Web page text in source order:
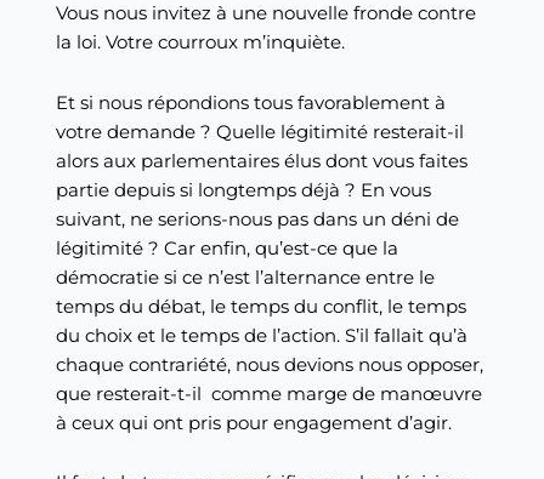
Vous nous invitez à une nouvelle fronde contre
la loi. Votre courroux m’inquiète.
Et si nous répondions tous favorablement à
votre demande ? Quelle légitimité resterait-il
alors aux parlementaires élus dont vous faites
partie depuis si longtemps déjà ? En vous
suivant, ne serions-nous pas dans un déni de
légitimité ? Car enfin, qu’est-ce que la
démocratie si ce n’est l’alternance entre le
temps du débat, le temps du conflit, le temps
du choix et le temps de l’action. S’il fallait qu’à
chaque contrariété, nous devions nous opposer,
que resterait-t-il comme marge de manœuvre
à ceux qui ont pris pour engagement d’agir.